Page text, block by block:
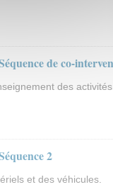
de co-
des
2
et des véhicules.